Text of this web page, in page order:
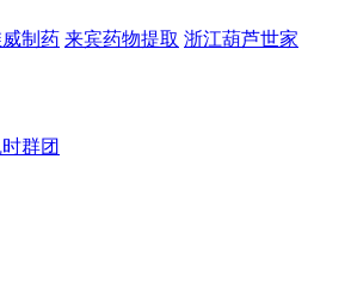
制药 来宾药物提取 浙江葫芦世家
群团